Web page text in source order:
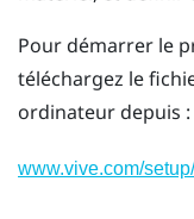
Pour démarrer le
téléchargez le
ordinateur depuis :
www.vive.com/